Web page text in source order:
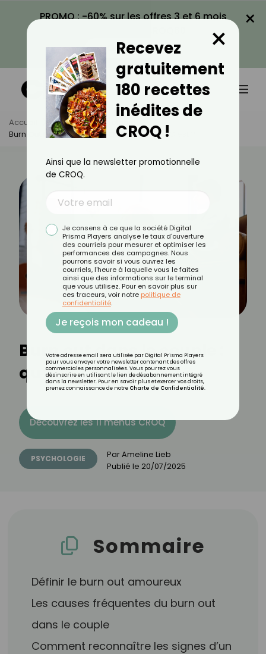
PROMO : -60% sur les offres 3 et 6 mois
VOIR LA PROMO
×
Accueil Actus
Psychologie
Burn Out Dans Le Couple : Qu’est-Ce Que C’est ?
Burn out dans le couple :
qu’est-ce que c’est ?
Découvrez les 11 menus CROQ
PSYCHOLOGIE ParAmeline Lieb
Publié le 20/07/2025
Sommaire
Définir le burn out amoureux
Les causes fréquentes du burn out
dans le couple
Comment reconnaître les signes d’un
Recevez
gratuitement
180 recettes
inédites de
CROQ !
×
Ainsi que la newsletter promotionnelle
de CROQ.
Je consens à ce que la société Digital
Prisma Players analyse le taux d'ouverture
des courriels pour mesurer et optimiser les
performances des campagnes. Nous
pourrons savoir si vous ouvrez les
courriels, l'heure à laquelle vous le faites
ainsi que des informations sur le terminal
que vous utilisez. Pour en savoir plus sur
ces traceurs, voir notre politique de
confidentialité.
Je reçois mon cadeau !
Votre adresse email sera utilisée par Digital Prisma Players
pour vous envoyer votre newsletter contenant des offres
commerciales personnalisées. Vous pourrez vous
désinscrire en utilisant le lien de désabonnement intégré
dans la newsletter. Pour en savoir plus et exercer vos droits,
prenez connaissance de notre Charte de Confidentialité.